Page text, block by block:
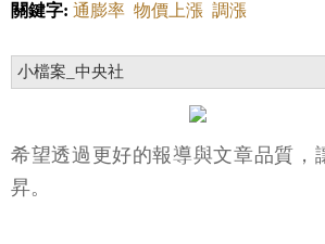
關鍵字: 通膨率 物價上漲 調漲
小檔案_中央社
希望透過更好的報導與文章品質，
昇。